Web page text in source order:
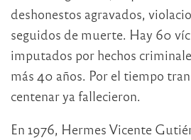
deshonestos agravados,
seguidos de muerte. Hay 60
imputados por hechos
más 40 años. Por el tiempo
centenar ya fallecieron.
En 1976, Hermes Vicente